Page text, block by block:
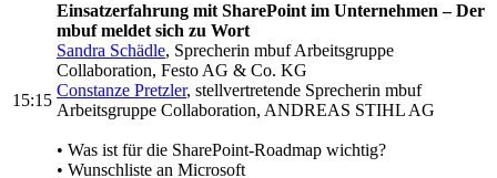
15:15
Einsatzerfahrung mit SharePoint im Unternehmen – Der
mbuf meldet sich zu Wort
Sandra Schädle, Sprecherin mbuf Arbeitsgruppe
Collaboration, Festo AG & Co. KG
Constanze Pretzler, stellvertretende Sprecherin mbuf
Arbeitsgruppe Collaboration, ANDREAS STIHL AG
• Was ist für die SharePoint-Roadmap wichtig?
• Wunschliste an Microsoft